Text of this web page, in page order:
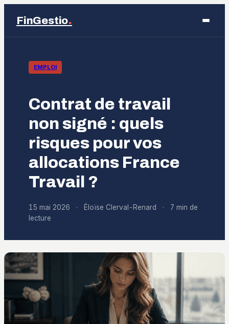
FinGestio.
Business
Finance
Marketing
EMPLOI
Contrat de travail
non signé : quels
risques pour vos
allocations France
Travail ?
15 mai 2026 · Éloïse Clerval-Renard ·
7 min de
lecture